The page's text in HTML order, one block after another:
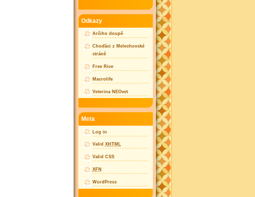
Odkazy
Arčiho doupě
Choďáci z Melechovské
stráně
Free Rice
Macrolife
Veterina NEOvet
Meta
Log in
Valid XHTML
Valid CSS
XFN
WordPress